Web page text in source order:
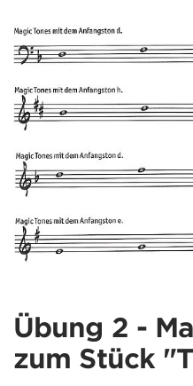
Übung 2 -
zum Stück